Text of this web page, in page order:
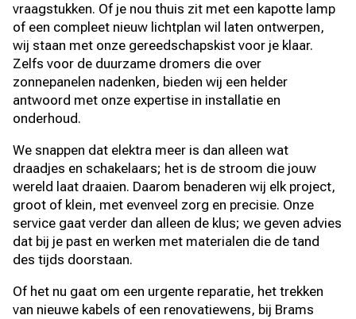
vraagstukken. Of je nou thuis zit met een kapotte lamp
of een compleet nieuw lichtplan wil laten ontwerpen,
wij staan met onze gereedschapskist voor je klaar.
Zelfs voor de duurzame dromers die over
zonnepanelen nadenken, bieden wij een helder
antwoord met onze expertise in installatie en
onderhoud.
We snappen dat elektra meer is dan alleen wat
draadjes en schakelaars; het is de stroom die jouw
wereld laat draaien. Daarom benaderen wij elk project,
groot of klein, met evenveel zorg en precisie. Onze
service gaat verder dan alleen de klus; we geven advies
dat bij je past en werken met materialen die de tand
des tijds doorstaan.
Of het nu gaat om een urgente reparatie, het trekken
van nieuwe kabels of een renovatiewens, bij Brams